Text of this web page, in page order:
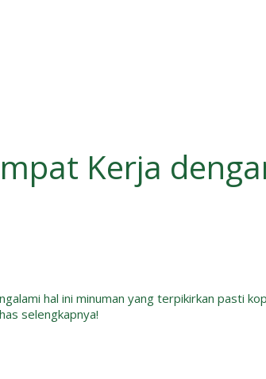
Kerja
hal ini minuman yang terpikirkan pasti
selengkapnya!